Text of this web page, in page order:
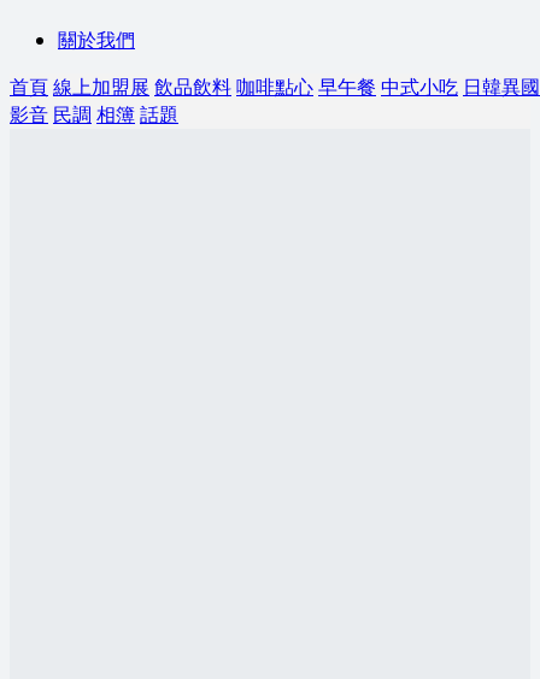
關於我們
首頁線上加盟展 飲品飲料咖啡點心早午餐 中式小吃 日韓異國
影音 民調 相簿話題